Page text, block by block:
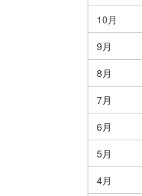
10月
9月
8月
7月
6月
5月
4月